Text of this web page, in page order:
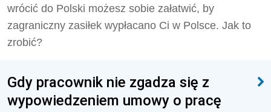
wrócić do Polski możesz sobie załatwić, by
zagraniczny zasiłek wypłacano Ci w Polsce. Jak to
zrobić?
Gdy pracownik nie zgadza się z
wypowiedzeniem umowy o pracę